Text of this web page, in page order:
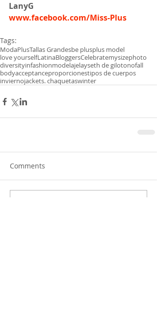
LanyG
www.facebook.com/Miss-Plus
Tags:
ModaPlusTallas Grandesbe plusplus model
love yourselfLatinaBloggersCelebratemysizephoto
diversityinfashionmodelajelayseth de gilotonofall
bodyacceptanceproporcionestipos de cuerpos
inviernojackets. chaquetaswinter
Comments